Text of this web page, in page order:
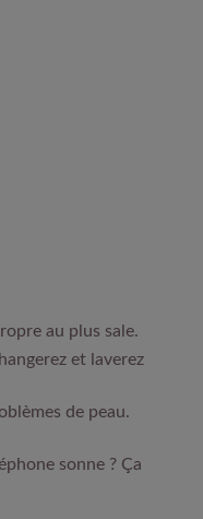
au plus sale.
et laverez
de peau.
sonne ? Ça